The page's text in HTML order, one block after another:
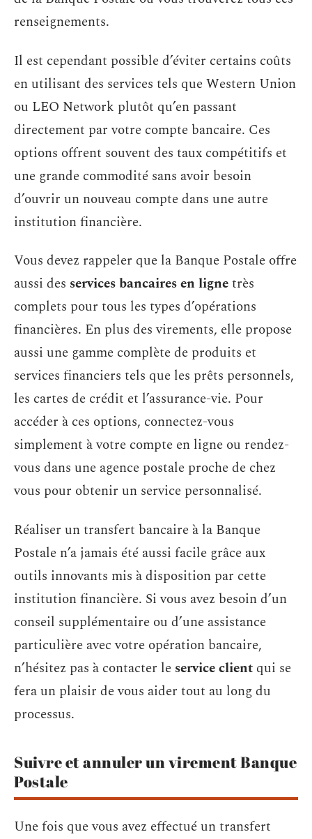
renseignements.
Il est cependant possible d’éviter certains coûts
en utilisant des services tels que Western Union
ou LEO Network plutôt qu’en passant
directement par votre compte bancaire. Ces
options offrent souvent des taux compétitifs et
une grande commodité sans avoir besoin
d’ouvrir un nouveau compte dans une autre
institution financière.
Vous devez rappeler que la Banque Postale offre
aussi des services bancaires en lignetrès
complets pour tous les types d’opérations
financières. En plus des virements, elle propose
aussi une gamme complète de produits et
services financiers tels que les prêts personnels,
les cartes de crédit et l’assurance-vie. Pour
accéder à ces options, connectez-vous
simplement à votre compte en ligne ou rendez-
vous dans une agence postale proche de chez
vous pour obtenir un service personnalisé.
Réaliser un transfert bancaire à la Banque
Postale n’a jamais été aussi facile grâce aux
outils innovants mis à disposition par cette
institution financière. Si vous avez besoin d’un
conseil supplémentaire ou d’une assistance
particulière avec votre opération bancaire,
n’hésitez pas à contacter le service client qui se
fera un plaisir de vous aider tout au long du
processus.
Suivre et annuler un virement Banque
Postale
Une fois que vous avez effectué un transfert